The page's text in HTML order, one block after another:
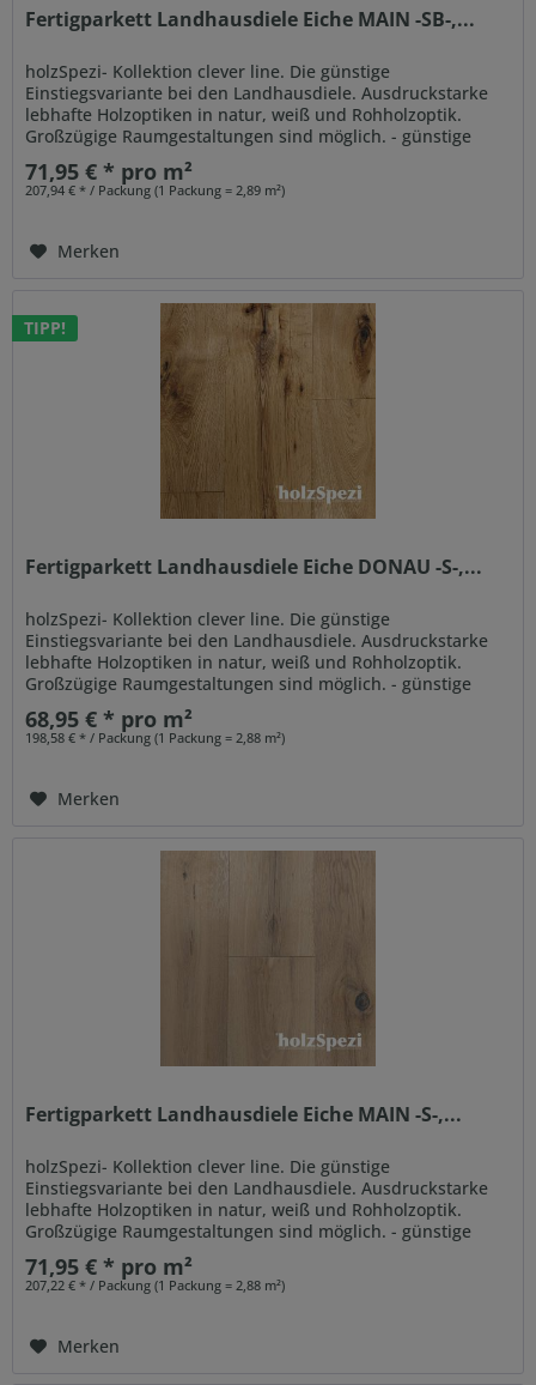
Fertigparkett Landhausdiele Eiche MAIN -SB-,...
holzSpezi- Kollektion clever line. Die günstige
Einstiegsvariante bei den Landhausdiele. Ausdruckstarke
lebhafte Holzoptiken in natur, weiß und Rohholzoptik.
Großzügige Raumgestaltungen sind möglich. - günstige
Einstiegsvariante -...
71,95 € * pro m²
207,94 € * / Packung (1 Packung = 2,89 m²)
Merken
TIPP!
Fertigparkett Landhausdiele Eiche DONAU -S-,...
holzSpezi- Kollektion clever line. Die günstige
Einstiegsvariante bei den Landhausdiele. Ausdruckstarke
lebhafte Holzoptiken in natur, weiß und Rohholzoptik.
Großzügige Raumgestaltungen sind möglich. - günstige
Einstiegsvariante -...
68,95 € * pro m²
198,58 € * / Packung (1 Packung = 2,88 m²)
Merken
Fertigparkett Landhausdiele Eiche MAIN -S-,...
holzSpezi- Kollektion clever line. Die günstige
Einstiegsvariante bei den Landhausdiele. Ausdruckstarke
lebhafte Holzoptiken in natur, weiß und Rohholzoptik.
Großzügige Raumgestaltungen sind möglich. - günstige
Einstiegsvariante -...
71,95 € * pro m²
207,22 € * / Packung (1 Packung = 2,88 m²)
Merken